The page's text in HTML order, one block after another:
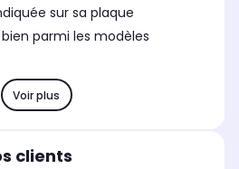
sur sa plaque
parmi les modèles
Voir plus
clients